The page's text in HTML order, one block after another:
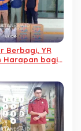
Berbagi, YR
Harapan bagi